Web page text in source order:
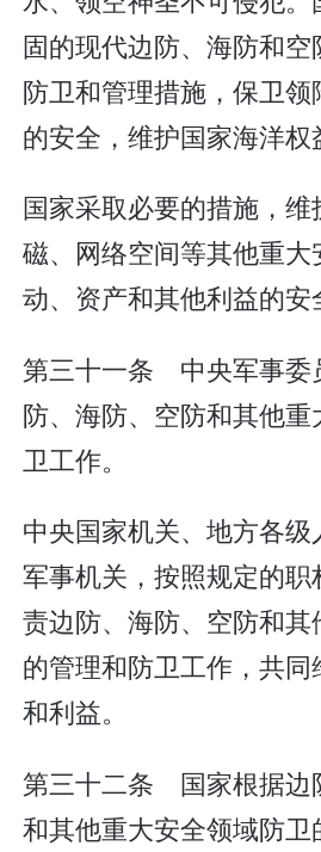
固的现代边防、海防和
防卫和管理措施，保卫
的安全，维护国家海洋权
国家采取必要的措施，
磁、网络空间等其他重
动、资产和其他利益的安
第三十一条 中央军事委
防、海防、空防和其他
卫工作。
中央国家机关、地方各
军事机关，按照规定的职
责边防、海防、空防和
的管理和防卫工作，共
和利益。
第三十二条 国家根据边
和其他重大安全领域防